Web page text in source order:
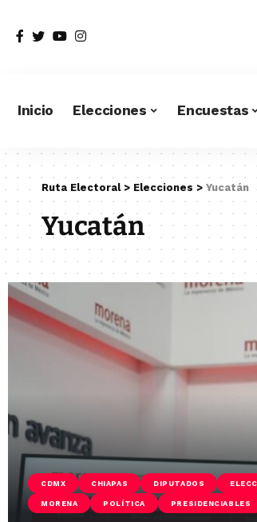
Inicio Elecciones Encuestas
Ruta Electoral> Elecciones > Yucatán
Yucatán
CDMX CHIAPAS DIPUTADOS
MORENA POLÍTICA PRESIDENCIABLES